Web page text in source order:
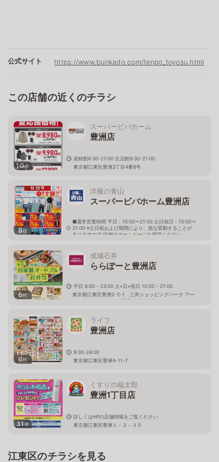
公式サイト https://www.bunkado.com/tenpo_toyosu.html
この店舗の近くのチラシ
10枚
スーパービバホーム
豊洲店
資材館6:30-21:00 生活館9:30-21:00
東京都江東区豊洲3丁目4番8号
8枚
洋服の青山
スーパービバホーム豊洲店
■通常営業時間 平日：10:00〜21:00 土日祝日：10:00〜
21:00 ※土日祝および期間により、急な変動することが
ありますので 詳細はホームページを確認ください
6枚
成城石井
ららぽーと豊洲店
平日 8:00 - 23:00 土•日•祝日 10:00 - 21:00
東京都江東区豊洲2-2-1 三井ショッピングパーク アー
バンドックららぽーと豊洲 B1F B1100
6枚
ライフ
豊洲店
9:30-24:00
東京都江東区豊洲4-11-7
31枚
くすりの福太郎
豊洲1丁目店
詳しくはHPの店舗情報をご覧ください
東京都江東区豊洲１－２－３９
江東区のチラシを見る